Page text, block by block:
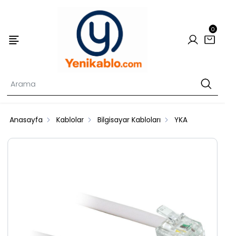
0
Anasayfa Kablolar Bilgisayar Kabloları YKA